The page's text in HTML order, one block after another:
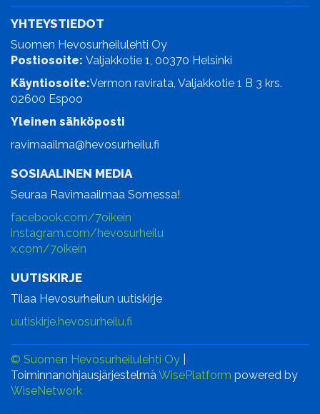
YHTEYSTIEDOT
Suomen Hevosurheilulehti Oy
Postiosoite: Valjakkotie 1, 00370 Helsinki
Käyntiosoite:Vermon ravirata, Valjakkotie 1 B 3 krs.
02600 Espoo
Yleinen sähköposti
ravimaailma@hevosurheilu.fi
SOSIAALINEN MEDIA
Seuraa Ravimaailmaa Somessa!
facebook.com/7oikein
instagram.com/hevosurheilu
x.com/7oikein
UUTISKIRJE
Tilaa Hevosurheilun uutiskirje
uutiskirje.hevosurheilu.fi
© Suomen Hevosurheilulehti Oy
ToiminnanohjausjärjestelmäWisePlatform powered by
WiseNetwork